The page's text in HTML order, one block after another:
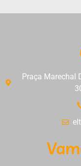
Praça Marechal